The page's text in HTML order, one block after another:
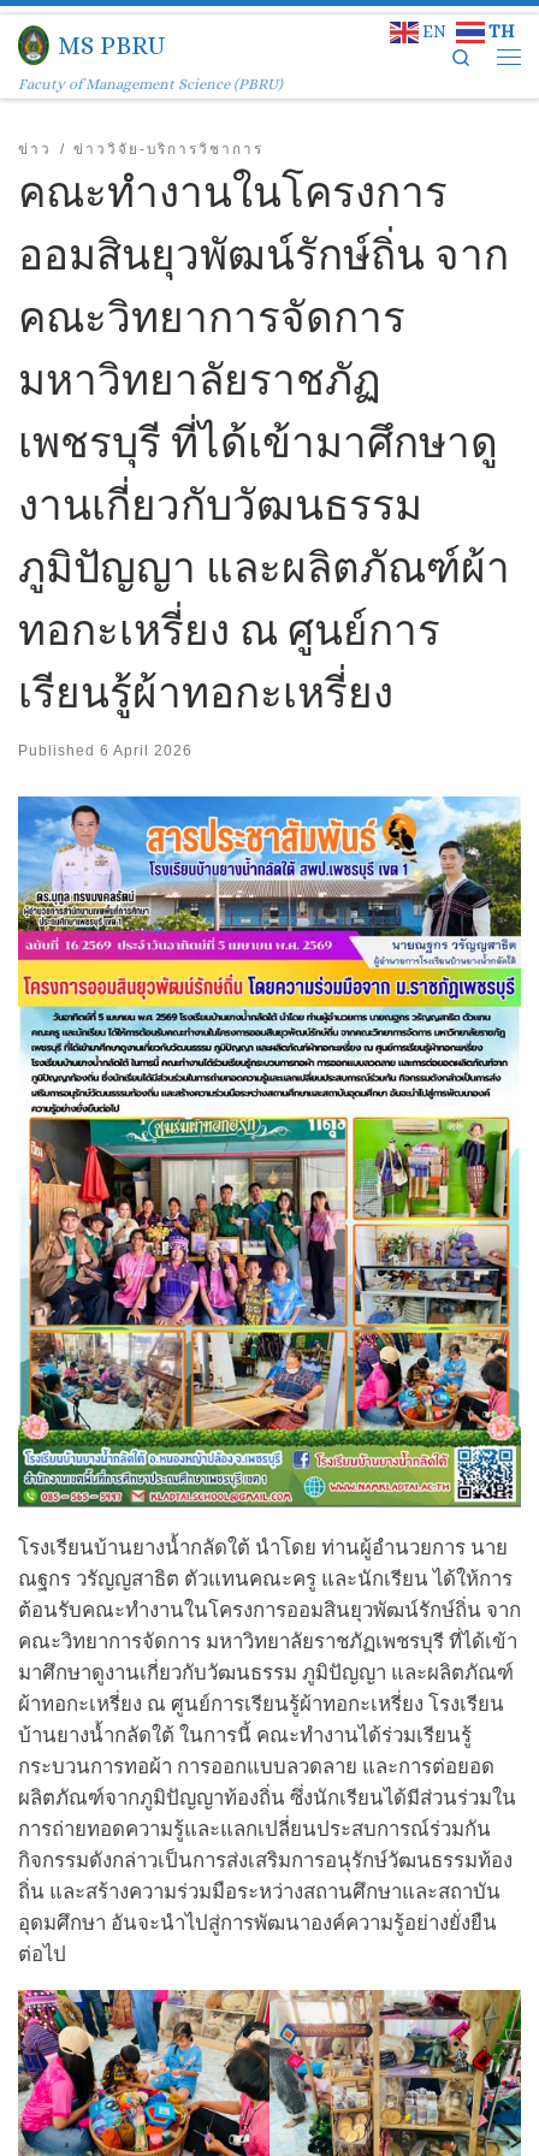
Skip to content
MS PBRU
Facuty of Management Science (PBRU)
Search
ข่าว ข่าววิจัย-บริการวิชาการ
คณะทำงานในโครงการ
ออมสินยุวพัฒน์รักษ์ถิ่น จาก
คณะวิทยาการจัดการ
มหาวิทยาลัยราชภัฏ
เพชรบุรี ที่ได้เข้ามาศึกษาดู
งานเกี่ยวกับวัฒนธรรม
ภูมิปัญญา และผลิตภัณฑ์ผ้า
ทอกะเหรี่ยง ณ ศูนย์การ
เรียนรู้ผ้าทอกะเหรี่ยง
Published 6 April 2026
โรงเรียนบ้านยางน้ำกลัดใต้ นำโดย ท่านผู้อำนวยการ นาย
ณฐกร วรัญญสาธิต ตัวแทนคณะครู และนักเรียน ได้ให้การ
ต้อนรับคณะทำงานในโครงการออมสินยุวพัฒน์รักษ์ถิ่น จาก
คณะวิทยาการจัดการ มหาวิทยาลัยราชภัฏเพชรบุรี ที่ได้เข้า
มาศึกษาดูงานเกี่ยวกับวัฒนธรรม ภูมิปัญญา และผลิตภัณฑ์
ผ้าทอกะเหรี่ยง ณ ศูนย์การเรียนรู้ผ้าทอกะเหรี่ยง โรงเรียน
บ้านยางน้ำกลัดใต้ ในการนี้ คณะทำงานได้ร่วมเรียนรู้
กระบวนการทอผ้า การออกแบบลวดลาย และการต่อยอด
ผลิตภัณฑ์จากภูมิปัญญาท้องถิ่น ซึ่งนักเรียนได้มีส่วนร่วมใน
การถ่ายทอดความรู้และแลกเปลี่ยนประสบการณ์ร่วมกัน
กิจกรรมดังกล่าวเป็นการส่งเสริมการอนุรักษ์วัฒนธรรมท้อง
ถิ่น และสร้างความร่วมมือระหว่างสถานศึกษาและสถาบัน
อุดมศึกษา อันจะนำไปสู่การพัฒนาองค์ความรู้อย่างยั่งยืน
ต่อไป
EN TH